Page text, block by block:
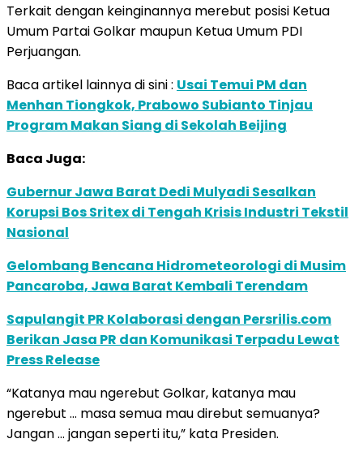
Terkait dengan keinginannya merebut posisi Ketua
Umum Partai Golkar maupun Ketua Umum PDI
Perjuangan.
Baca artikel lainnya di sini : Usai Temui PM dan
Menhan Tiongkok, Prabowo Subianto Tinjau
Program Makan Siang di Sekolah Beijing
Baca Juga:
Gubernur Jawa Barat Dedi Mulyadi Sesalkan
Korupsi Bos Sritex di Tengah Krisis Industri Tekstil
Nasional
Gelombang Bencana Hidrometeorologi di Musim
Pancaroba, Jawa Barat Kembali Terendam
Sapulangit PR Kolaborasi dengan Persrilis.com
Berikan Jasa PR dan Komunikasi Terpadu Lewat
Press Release
“Katanya mau ngerebut Golkar, katanya mau
ngerebut … masa semua mau direbut semuanya?
Jangan … jangan seperti itu,” kata Presiden.